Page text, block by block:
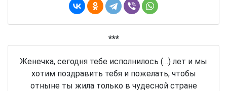
***
Женечка, сегодня тебе исполнилось (…) лет и мы
хотим поздравить тебя и пожелать, чтобы
отныне ты жила только в чудесной стране